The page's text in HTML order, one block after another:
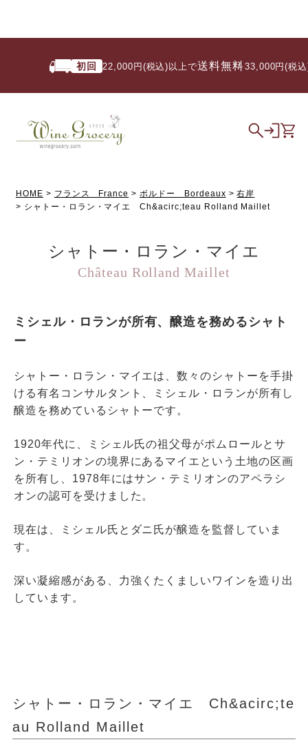
初回 22,000円(税込)以上で送料無料/ 33,000円(税込)
HOME フランス France ボルドー Bordeaux
右岸
シャトー・ロラン・マイエ Ch&acirc;teau Rolland Maillet
シャトー・ロラン・マイエ
Château Rolland Maillet
ミシェル・ロランが所有、醸造を務めるシャト
ー
シャトー・ロラン・マイエは、数々のシャトーを手掛
ける有名コンサルタント、ミシェル・ロランが所有し
醸造を務めているシャトーです。
1920年代に、ミシェル氏の祖父母がポムロールとサ
ン・テミリオンの境界にあるマイエという土地の区画
を所有し、1978年にはサン・テミリオンのアペラシ
オンの認可を受けました。
現在は、ミシェル氏とダニ氏が醸造を監督していま
す。
深い凝縮感がある、力強くたくましいワインを造り出
しています。
シャトー・ロラン・マイエ Ch&acirc;te
au Rolland Maillet